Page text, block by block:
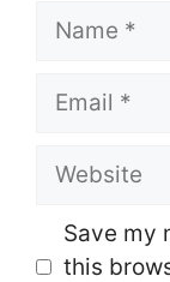
Name
Email
Website
Save my
this